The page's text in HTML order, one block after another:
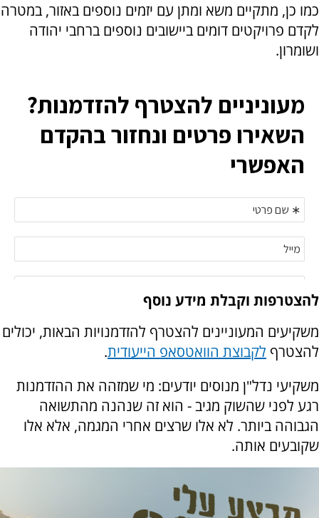
כמו כן, מתקיים משא ומתן עם יזמים נוספים באזור, במטרה
לקדם פרויקטים דומים ביישובים נוספים ברחבי יהודה
ושומרון.
להצטרפות וקבלת מידע נוסף
משקיעים המעוניינים להצטרף להזדמנויות הבאות, יכולים
להצטרף לקבוצת הוואטסאפ הייעודית.
משקיעי נדל"ן מנוסים יודעים: מי שמזהה את ההזדמנות
רגע לפני שהשוק מגיב - הוא זה שנהנה מהתשואה
הגבוהה ביותר. לא אלו שרצים אחרי המגמה, אלא אלו
שקובעים אותה.